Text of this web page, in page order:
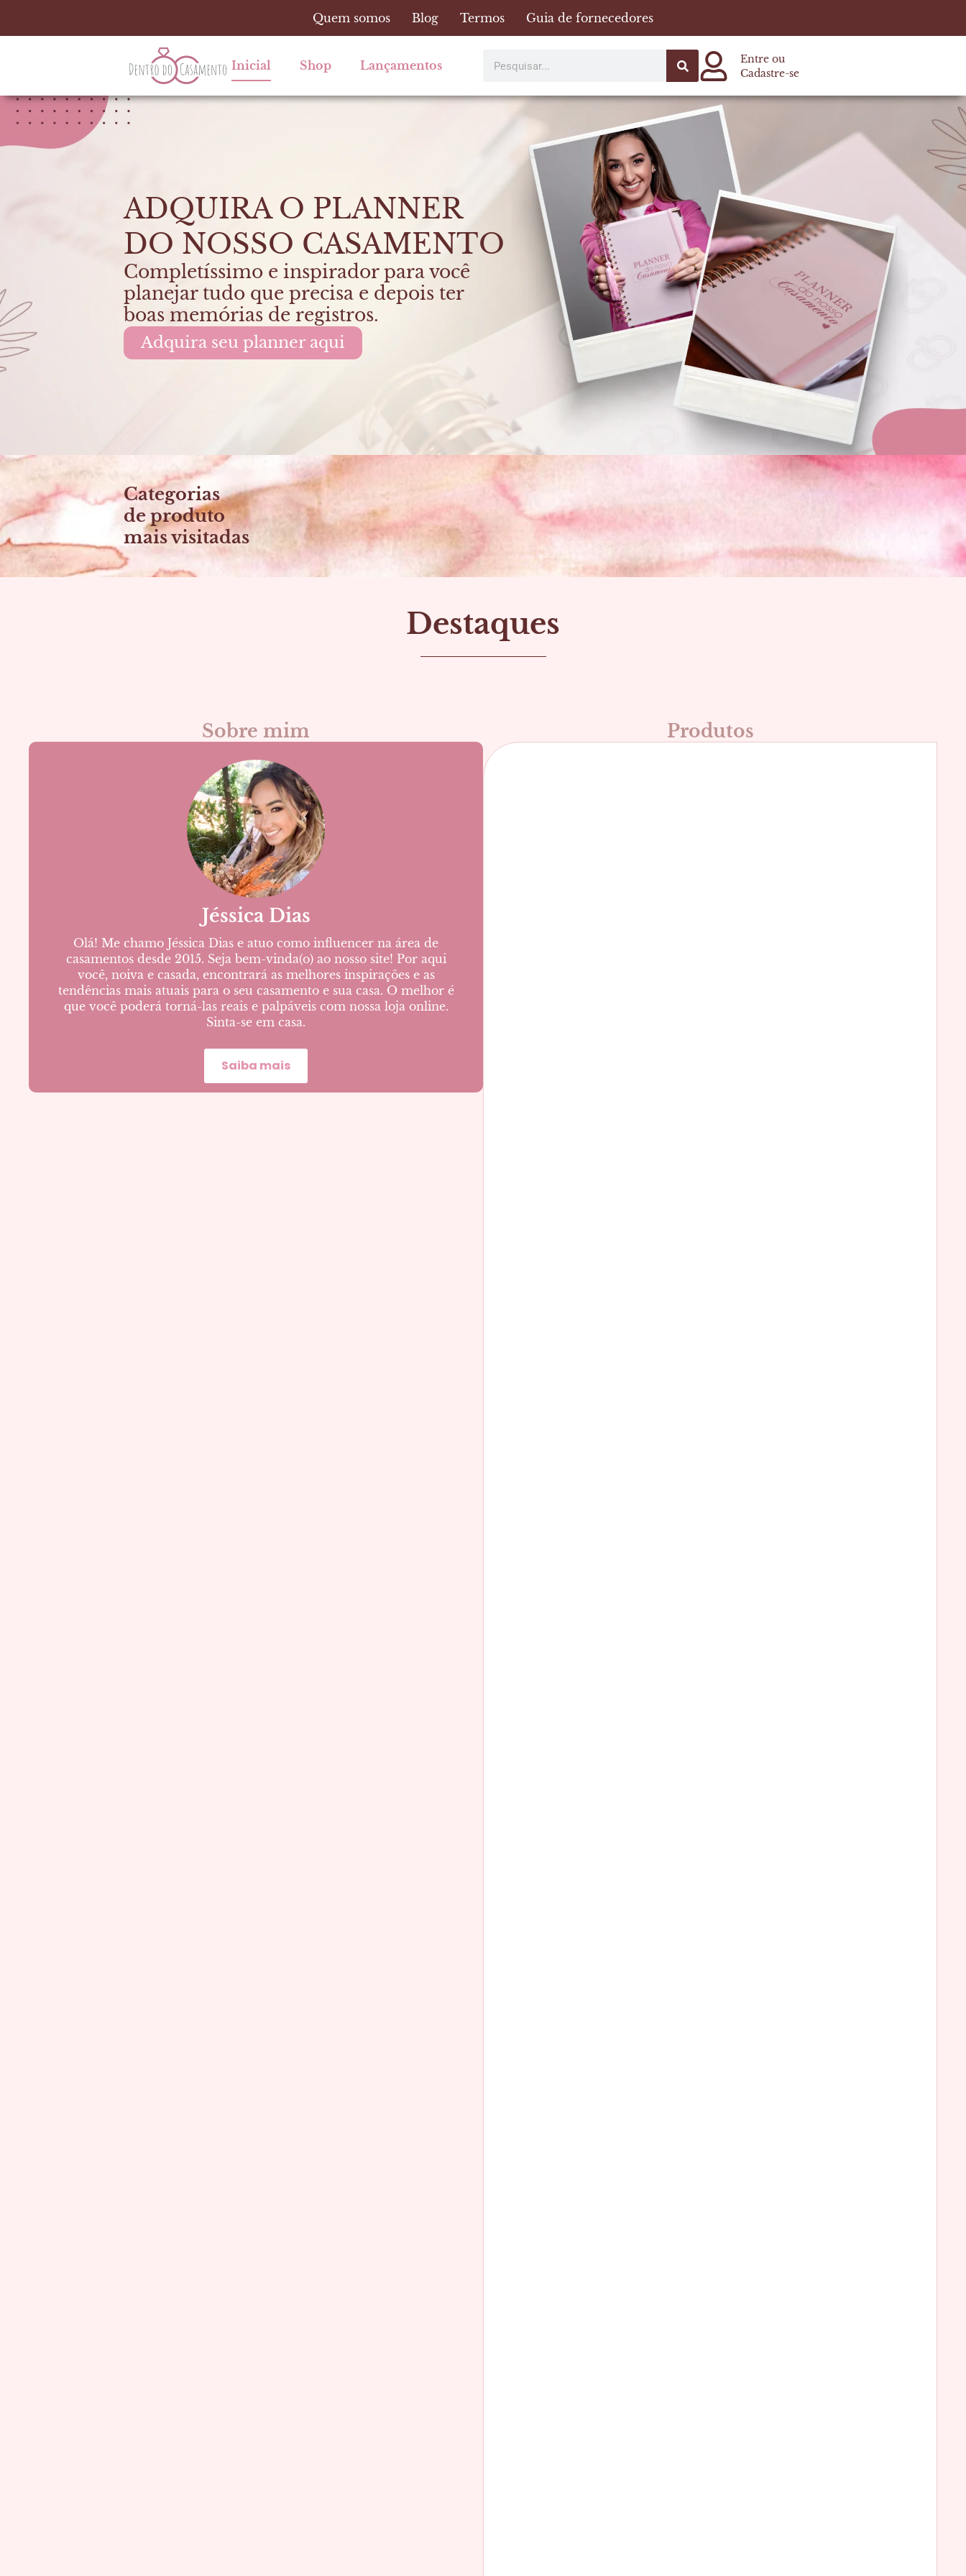
Quem somos Blog Termos Guia de fornecedores
Inicial Shop Lançamentos
Entre ou
Cadastre-se
ADQUIRA O PLANNER
DO NOSSO CASAMENTO
Completíssimo e inspirador para você
planejar tudo que precisa e depois ter
boas memórias de registros.
Adquira seu planner aqui
Categorias
de produto
mais visitadas
Destaques
Sobre mim
Jéssica Dias
Olá! Me chamo Jéssica Dias e atuo como influencer na área de
casamentos desde 2015. Seja bem-vinda(o) ao nosso site! Por aqui
você, noiva e casada, encontrará as melhores inspirações e as
tendências mais atuais para o seu casamento e sua casa. O melhor é
que você poderá torná-las reais e palpáveis com nossa loja online.
Sinta-se em casa.
Saiba mais
Produtos